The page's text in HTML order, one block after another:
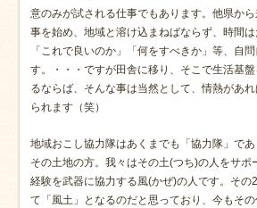
意のみが試される仕事でもあります。他県か
事を始め、地域と溶け込まねばならず、時間は
「これで良いのか」「何をすべきか」等、自
す。・・・ですが田舎に移り、そこで生活基
るならば、そんな事は当然として、情熱があ
られます（笑）
地域おこし協力隊はあくまでも「協力隊」で
その土地の方。我々はその土(つち)の人をサポ
経験を武器に協力する風(かぜ)の人です。その
て「風土」となるのだと思っており、今もそ